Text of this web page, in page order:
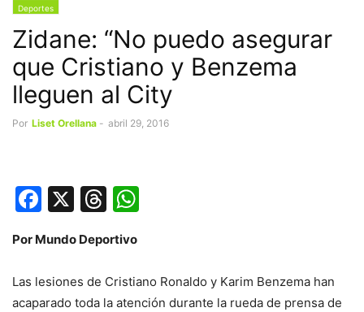
Deportes
Zidane: “No puedo asegurar
que Cristiano y Benzema
lleguen al City
Por Liset Orellana - abril 29, 2016
Facebook
X Threads
Por Mundo Deportivo
Las lesiones de Cristiano Ronaldo y Karim Benzema han
acaparado toda la atención durante la rueda de prensa de